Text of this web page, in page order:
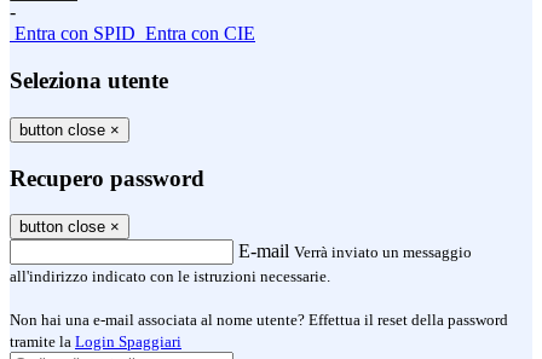
-
Entra con SPID Entra con CIE
Seleziona utente
button close ×
Recupero password
button close ×
E-mail Verrà inviato un messaggio
all'indirizzo indicato con le istruzioni necessarie.
Non hai una e-mail associata al nome utente? Effettua il reset della password
tramite la Login Spaggiari